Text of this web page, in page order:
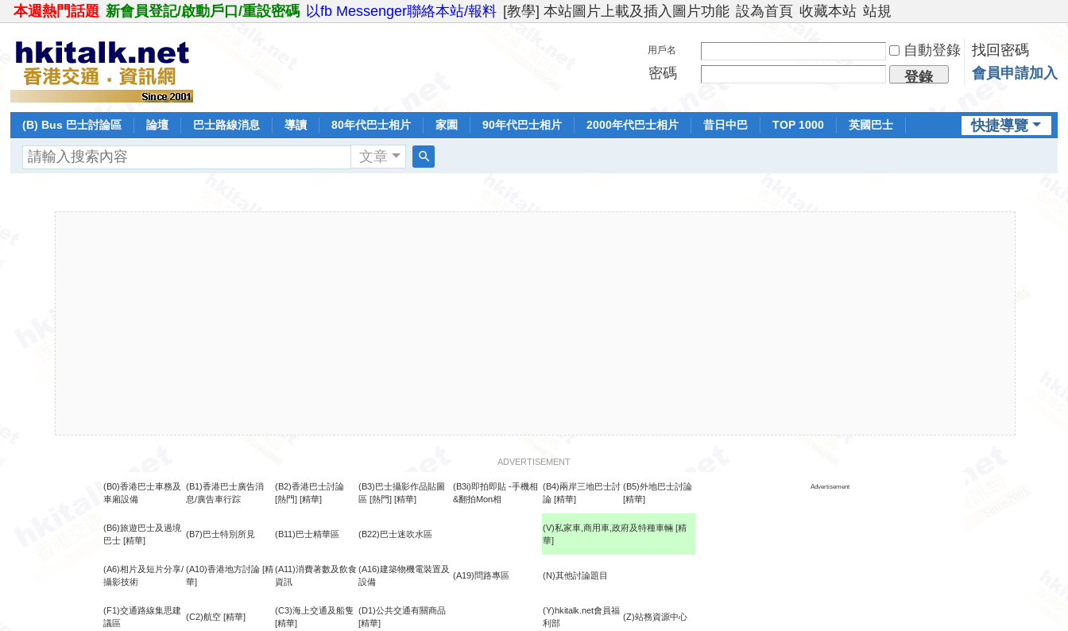
本週熱門話題 新會員登記/啟動戶口/重設密碼 以fb Messenger聯絡本站/報料 [教學] 本站圖片上載及插入圖片功能 設為首頁 收藏本站 站規
用戶名 自動登錄
找回密碼
密碼
登錄 會員申請加入
快捷導覽
(B) Bus 巴士討論區 論壇 巴士路線消息 導讀 80年代巴士相片 家園 90年代巴士相片 2000年代巴士相片 昔日中巴 TOP 1000
英國巴士
文章
ADVERTISEMENT
(B0)香港巴士車務及
車廂設備
(B1)香港巴士廣告消
息/廣告車行踪
(B2)香港巴士討論
[熱門] [精華]
(B3)巴士攝影作品貼圖
區 [熱門] [精華]
(B3i)即拍即貼 -手機相
&翻拍Mon相
(B4)兩岸三地巴士討
論 [精華]
(B5)外地巴士討論
[精華]
Advertisement
(B6)旅遊巴士及過境
巴士 [精華]
(B7)巴士特別所見 (B11)巴士精華區 (B22)巴士迷吹水區
(V)私家車,商用車,政府及特種車輛 [精
華]
(A6)相片及短片分享/
攝影技術
(A10)香港地方討論 [精
華]
(A11)消費著數及飲食
資訊
(A16)建築物機電裝置及
設備
(A19)問路專區 (N)其他討論題目
(F1)交通路線集思建
議區
(C2)航空 [精華]
(C3)海上交通及船隻
[精華]
(D1)公共交通有關商品
[精華]
(Y)hkitalk.net會員福
利部
(Z)站務資源中心